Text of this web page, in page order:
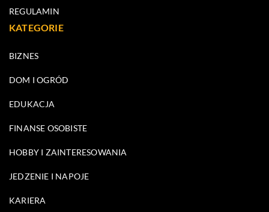
REGULAMIN
KATEGORIE
BIZNES
DOM I OGRÓD
EDUKACJA
FINANSE OSOBISTE
HOBBY I ZAINTERESOWANIA
JEDZENIE I NAPOJE
KARIERA